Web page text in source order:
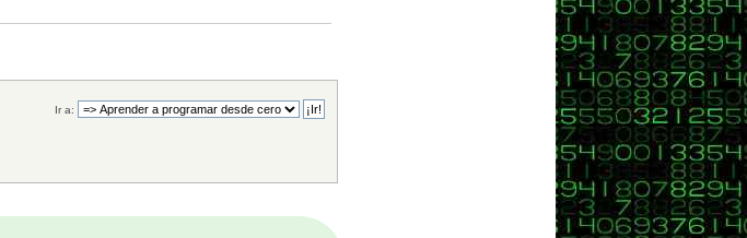
Ir a: